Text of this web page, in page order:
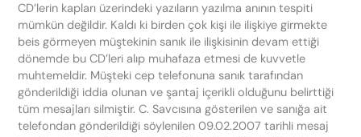
CD’lerin kapları üzerindeki yazıların yazılma anının tespiti
mümkün değildir. Kaldı ki birden çok kişi ile ilişkiye girmekte
beis görmeyen müştekinin sanık ile ilişkisinin devam ettiği
dönemde bu CD’leri alıp muhafaza etmesi de kuvvetle
muhtemeldir. Müşteki cep telefonuna sanık tarafından
gönderildiği iddia olunan ve şantaj içerikli olduğunu belirttiği
tüm mesajları silmiştir. C. Savcısına gösterilen ve sanığa ait
telefondan gönderildiği söylenilen 09.02.2007 tarihli mesaj